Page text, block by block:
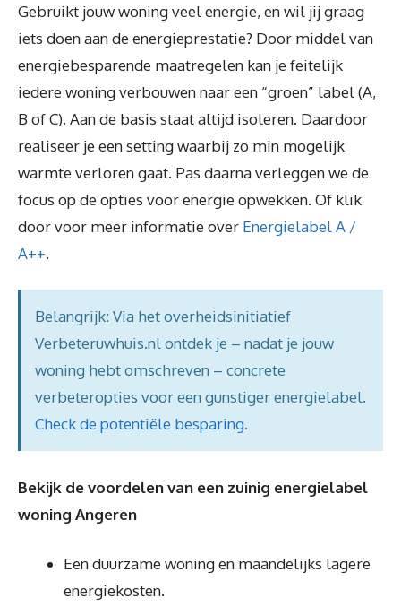
Gebruikt jouw woning veel energie, en wil jij graag
iets doen aan de energieprestatie? Door middel van
energiebesparende maatregelen kan je feitelijk
iedere woning verbouwen naar een “groen” label (A,
B of C). Aan de basis staat altijd isoleren. Daardoor
realiseer je een setting waarbij zo min mogelijk
warmte verloren gaat. Pas daarna verleggen we de
focus op de opties voor energie opwekken. Of klik
door voor meer informatie over Energielabel A /
A++.
Belangrijk: Via het overheidsinitiatief
Verbeteruwhuis.nl ontdek je – nadat je jouw
woning hebt omschreven – concrete
verbeteropties voor een gunstiger energielabel.
Check de potentiële besparing.
Bekijk de voordelen van een zuinig energielabel
woning Angeren
Een duurzame woning en maandelijks lagere
energiekosten.